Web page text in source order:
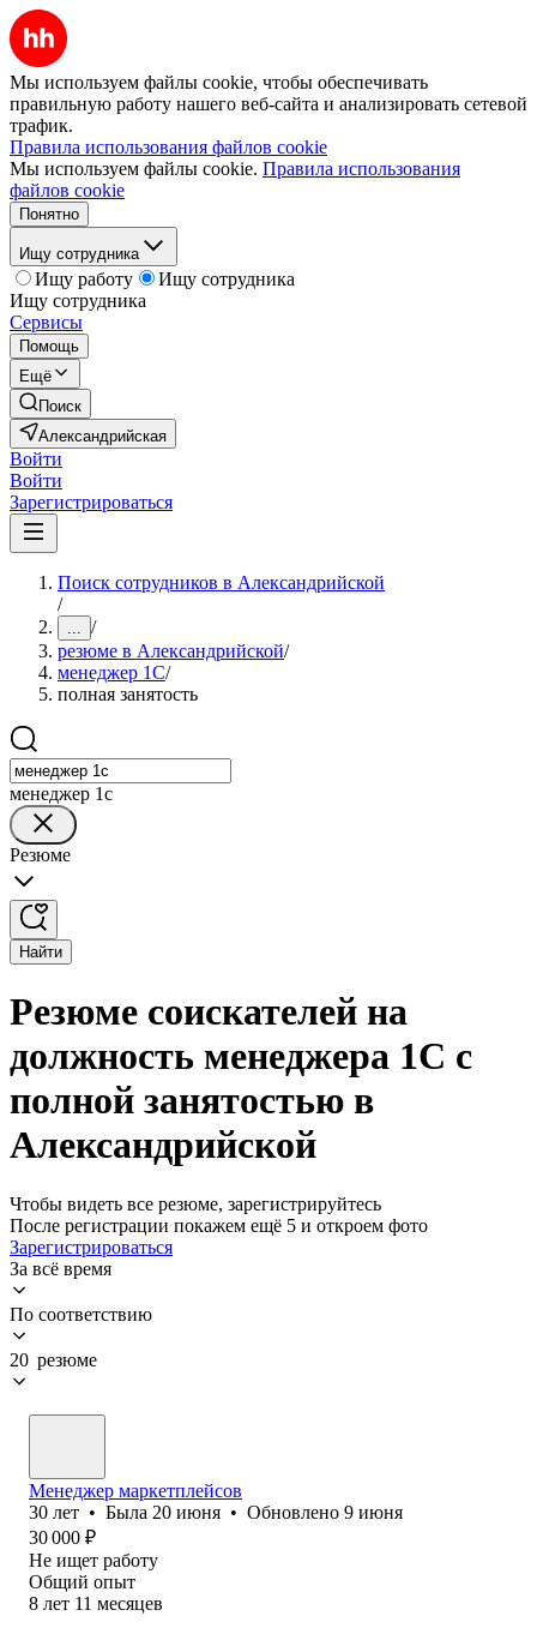
Мы используем файлы cookie, чтобы обеспечивать
правильную работу нашего веб-сайта и анализировать сетевой
трафик.
Правила использования файлов cookie
Мы используем файлы cookie. Правила использования
файлов cookie
Понятно
Ищу сотрудника
Ищу работу
Ищу сотрудника
Ищу сотрудника
Сервисы
Помощь
Ещё
Поиск
Александрийская
Войти
Войти
Зарегистрироваться
Поиск сотрудников в Александрийской
/
... /
резюме в Александрийской/
менеджер 1С/
полная занятость
менеджер 1с
Резюме
Найти
Резюме соискателей на
должность менеджера 1С с
полной занятостью в
Александрийской
Чтобы видеть все резюме, зарегистрируйтесь
После регистрации покажем ещё 5 и откроем фото
Зарегистрироваться
За всё время
По соответствию
20 резюме
Менеджер маркетплейсов
30 лет • Была 20 июня • Обновлено 9 июня
30 000 ₽
Не ищет работу
Общий опыт
8 лет 11 месяцев